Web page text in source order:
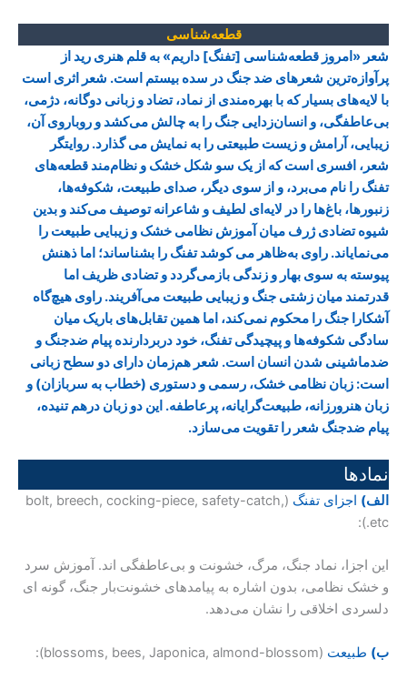
قطعه‌شناسی
شعر «امروز قطعه‌شناسی [تفنگ] داریم» به قلم هنری رید از
پرآوازه‌ترین شعرهای ضد جنگ در سده بیستم است. شعر اثری است
با لایه‌های بسیار که با بهره‌مندی از نماد، تضاد و زبانی دوگانه، دژمی،
بی‌عاطفگی، و انسان‌زدایی جنگ را به چالش می‌کشد و روباروی آن،
زیبایی، آرامش و زیست طبیعتی را به نمایش می گذارد. روایتگر
شعر، افسری است که از یک سو شکل خشک و نظام‌مند قطعه‌های
تفنگ را نام می‌برد، و از سوی دیگر، صدای طبیعت، شکوفه‌ها،
زنبورها، باغ‌ها را در لایه‌ای لطیف و شاعرانه توصیف می‌کند و بدین
شیوه تضادی ژرف میان آموزش نظامی خشک و زیبایی طبیعت را
می‌نمایاند. راوی به‌ظاهر می کوشد تفنگ را بشناساند؛ اما ذهنش
پیوسته به سوی بهار و زندگی بازمی‌گردد و تضادی ظریف اما
قدرتمند میان زشتی جنگ و زیبایی طبیعت می‌آفریند. راوی هیچ‌گاه
آشکارا جنگ را محکوم نمی‌کند، اما همین تقابل‌های باریک میان
سادگی شکوفه‌ها و پیچیدگی تفنگ، خود دربردارنده پیام ضدجنگ و
ضدماشینی شدن انسان است. شعر هم‌زمان دارای دو سطح زبانی
است: زبان نظامی خشک، رسمی و دستوری (خطاب به سربازان) و
زبان هنرورزانه، طبیعت‌گرایانه، پرعاطفه. این دو زبان درهم تنیده،
پیام ضدجنگ شعر را تقویت می‌سازد.
نمادها
الف) اجزای تفنگ
(bolt, breech, cocking-piece, safety-catch,
etc.):
این اجزا، نماد جنگ، مرگ، خشونت و بی‌عاطفگی اند. آموزش سرد
و خشک نظامی، بدون اشاره به پیامدهای خشونت‌بار جنگ، گونه ای
دلسردی اخلاقی را نشان می‌دهد.
ب) طبیعت (blossoms, bees, Japonica, almond-blossom):